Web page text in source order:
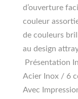
d’ouverture
couleur
de couleurs
au design
Présentation
Acier Inox / 6
Avec